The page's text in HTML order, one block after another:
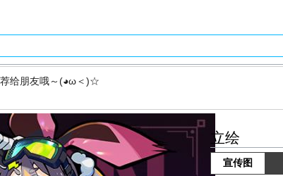
荐给朋友哦～(◕ω＜)☆
立绘
宣传图